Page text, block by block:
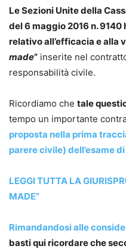
Le Sezioni Unite della
del 6 maggio 2016 n.
relativo all’efficacia e alla
made” inserite nel
responsabilità civile.
Ricordiamo che tale
tempo un importante
proposta nella prima
parere civile) dell’esame
LEGGI TUTTA LA
MADE”
Rimandandosi alle
basti qui ricordare che